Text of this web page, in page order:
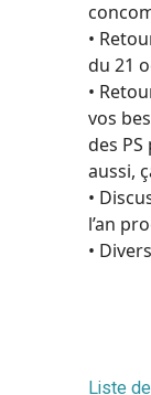
•
du 21
•
vos
des
aussi,
•
l’an
•
Liste